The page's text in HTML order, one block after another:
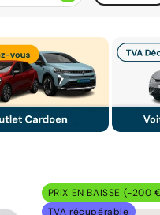
PRIX EN BAISSE (-200
TVA récupérable